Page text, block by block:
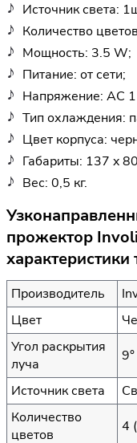
Источник света:
Количество
Мощность: 3.5 W;
Питание: от сети;
Напряжение: AC
Тип охлаждения:
Цвет корпуса:
Габариты: 137 x
Вес: 0,5 кг.
прожектор
характеристики
Производитель
Цвет
Угол раскрытия
луча
9°
Источник света
Количество
цветов
4